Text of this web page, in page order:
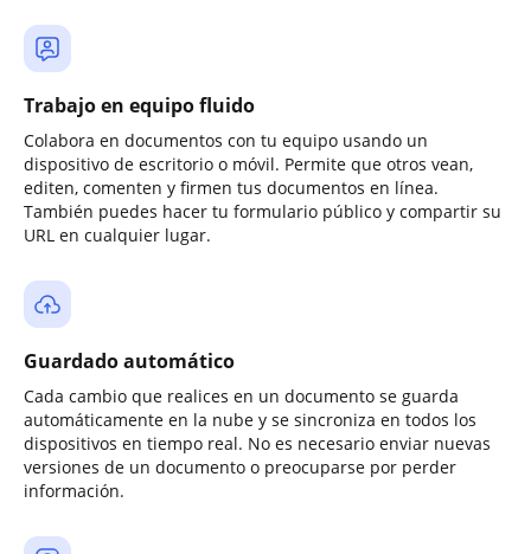
Trabajo en equipo fluido
Colabora en documentos con tu equipo usando un
dispositivo de escritorio o móvil. Permite que otros vean,
editen, comenten y firmen tus documentos en línea.
También puedes hacer tu formulario público y compartir su
URL en cualquier lugar.
Guardado automático
Cada cambio que realices en un documento se guarda
automáticamente en la nube y se sincroniza en todos los
dispositivos en tiempo real. No es necesario enviar nuevas
versiones de un documento o preocuparse por perder
información.